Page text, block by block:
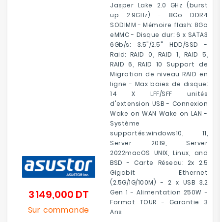
Jasper Lake 2.0 GHz (burst
up 2.9GHz) - 8Go DDR4
SODIMM - Mémoire flash: 8Go
eMMC - Disque dur: 6 x SATA3
6Gb/s; 3.5"/2.5" HDD/SSD -
Raid: RAID 0, RAID 1, RAID 5,
RAID 6, RAID 10 Support de
Migration de niveau RAID en
ligne - Max baies de disque:
14 X LFF/SFF unités
d'extension USB - Connexion
Wake on WAN Wake on LAN -
Système
supportés:windows10, 11,
Server 2019, Server
2022macOS UNIX, Linux, and
BSD - Carte Réseau: 2x 2.5
Gigabit Ethernet
(2.5G/1G/100M) - 2 x USB 3.2
Gen 1 - Alimentation 250W -
Format TOUR - Garantie 3
Ans
3 149,000 DT
Sur commande